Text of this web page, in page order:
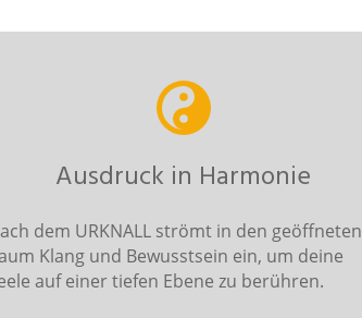
Ausdruck in Harmonie
dem URKNALL strömt in den geöffneten
Klang und Bewusstsein ein, um deine
auf einer tiefen Ebene zu berühren.